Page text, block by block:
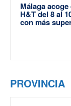
Málaga
H&T del 8 al
con más
PROVINCIA